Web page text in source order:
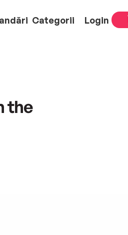
Categorii Login
the